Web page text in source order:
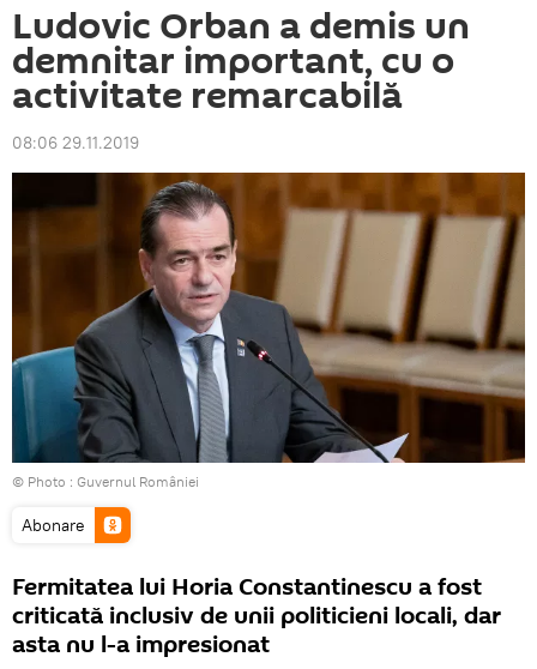
Ludovic Orban a demis un
demnitar important, cu o
activitate remarcabilă
08:06 29.11.2019
© Photo : Guvernul României
Abonare
Fermitatea lui Horia Constantinescu a fost
criticată inclusiv de unii politicieni locali, dar
asta nu l-a impresionat